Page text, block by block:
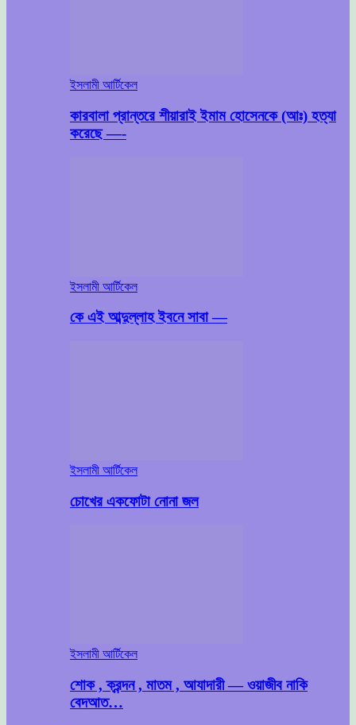
ইসলামী আর্টিকেল
কারবালা প্রান্তরে শীয়ারাই ইমাম হোসেনকে (আঃ) হত্যা
করেছে —-
ইসলামী আর্টিকেল
কে এই আব্দুল্লাহ ইবনে সাবা —
ইসলামী আর্টিকেল
চোখের একফোটা নোনা জল
ইসলামী আর্টিকেল
শোক , ক্রন্দন , মাতম , আযাদারী — ওয়াজীব নাকি
বেদআত…